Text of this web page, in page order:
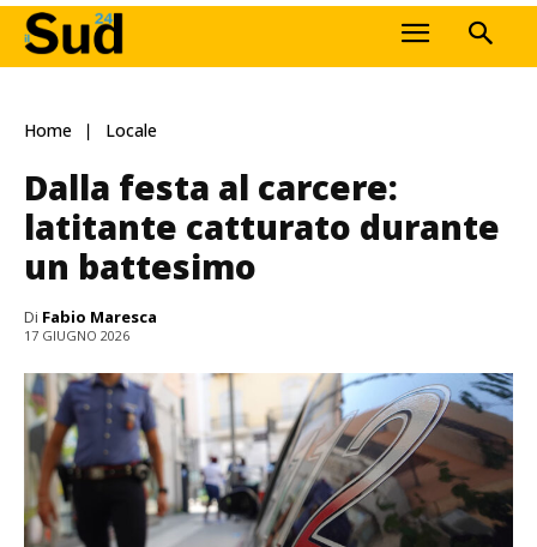
Home Locale
Dalla festa al carcere:
latitante catturato durante
un battesimo
Di Fabio Maresca
17 GIUGNO 2026